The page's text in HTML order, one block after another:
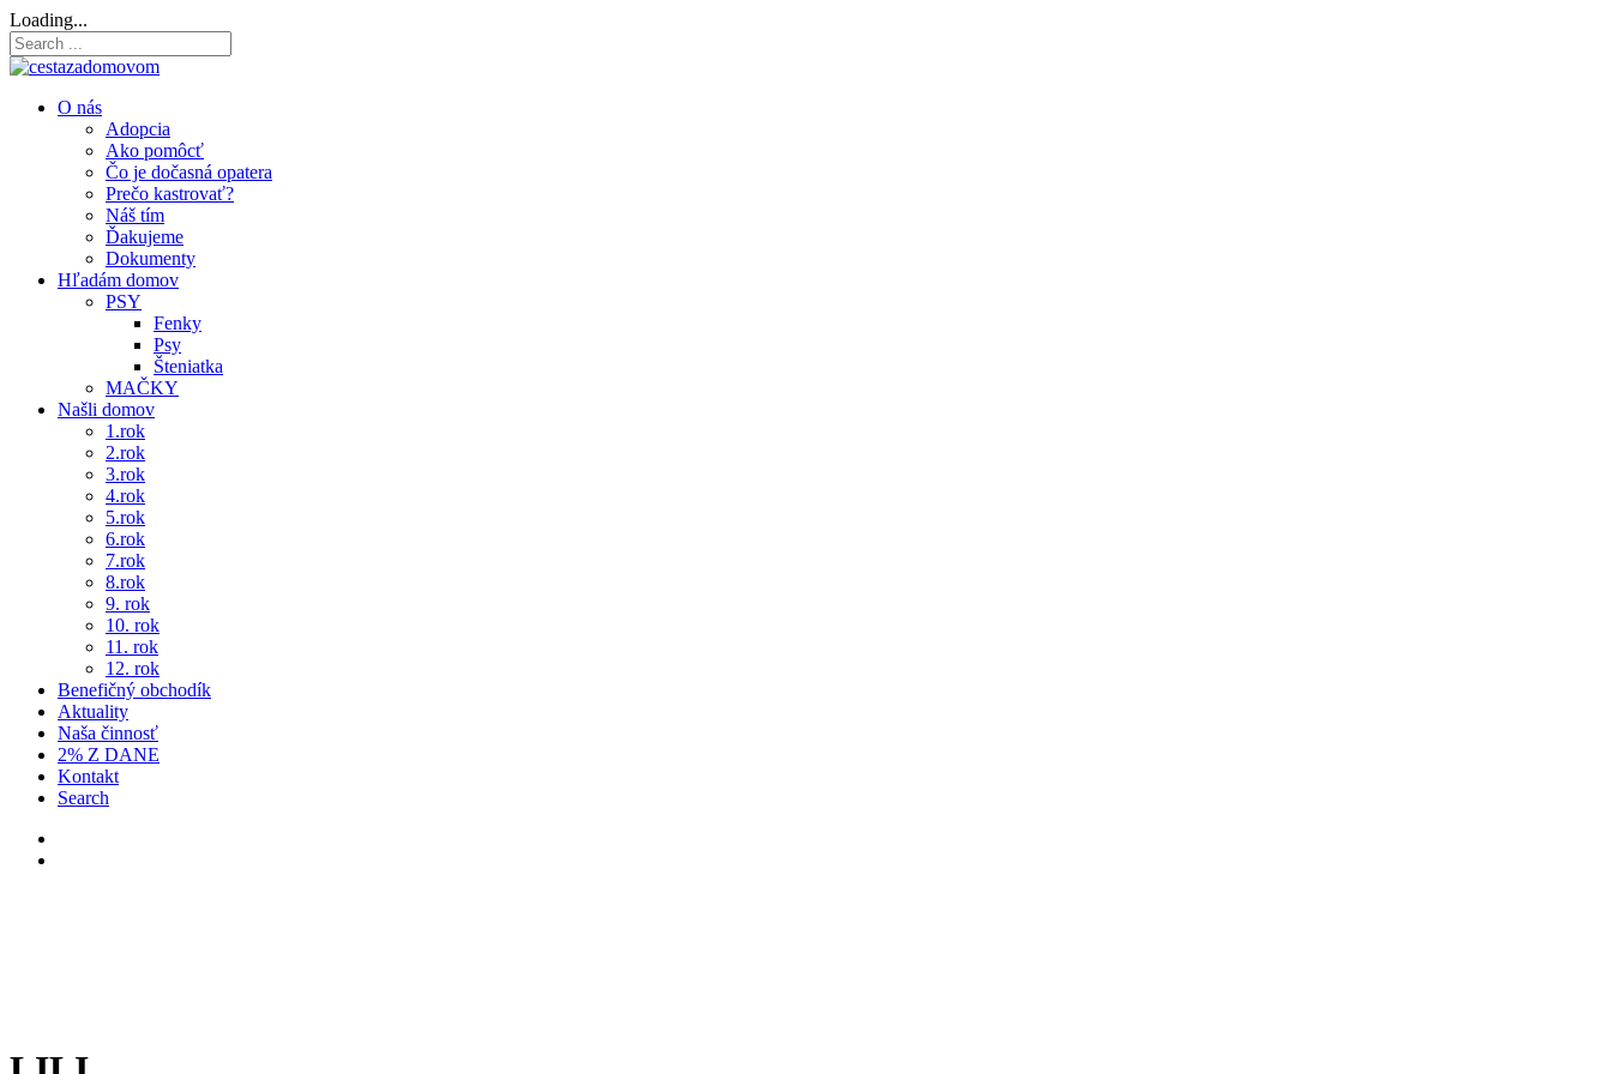
Loading...
O nás
Adopcia
Ako pomôcť
Čo je dočasná opatera
Prečo kastrovať?
Náš tím
Ďakujeme
Dokumenty
Hľadám domov
PSY
Fenky
Psy
Šteniatka
MAČKY
Našli domov
1.rok
2.rok
3.rok
4.rok
5.rok
6.rok
7.rok
8.rok
9. rok
10. rok
11. rok
12. rok
Benefičný obchodík
Aktuality
Naša činnosť
2% Z DANE
Kontakt
Search